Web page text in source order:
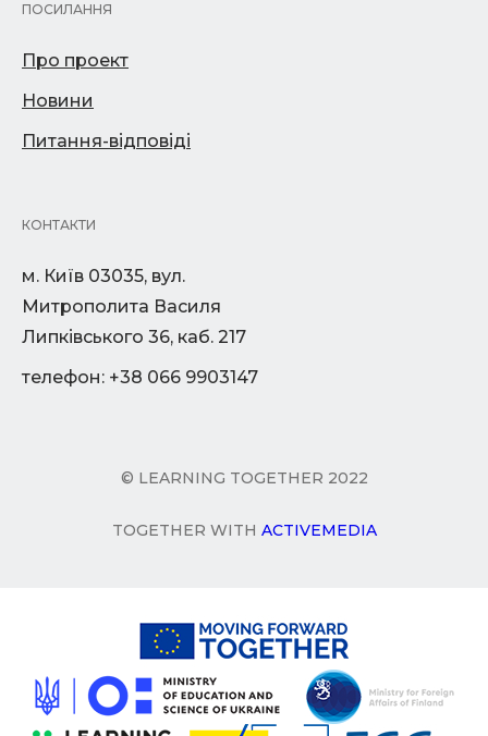
ПОСИЛАННЯ
Про проект
Новини
Питання-відповіді
КОНТАКТИ
м. Київ 03035, вул.
Митрополита Василя
Липківського 36, каб. 217
телефон: +38 066 9903147
© LEARNING TOGETHER 2022
TOGETHER WITH ACTIVEMEDIA